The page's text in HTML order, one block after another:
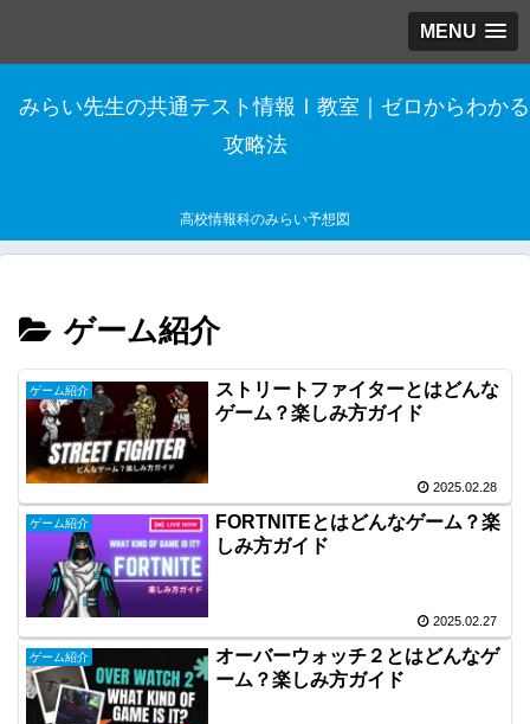
MENU
みらい先生の共通テスト情報Ⅰ教室｜ゼロからわかる
攻略法
高校情報科のみらい予想図
ゲーム紹介
ゲーム紹介
ストリートファイターとはどんな
ゲーム？楽しみ方ガイド
2025.02.28
ゲーム紹介
FORTNITEとはどんなゲーム？楽
しみ方ガイド
2025.02.27
ゲーム紹介
オーバーウォッチ２とはどんなゲ
ーム？楽しみ方ガイド